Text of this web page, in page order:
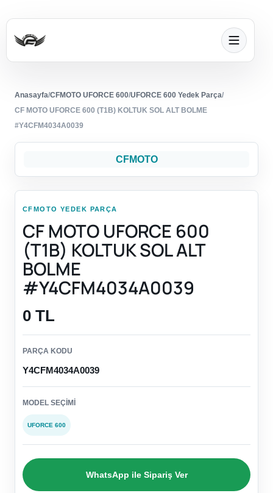
Anasayfa/CFMOTO UFORCE 600/UFORCE 600 Yedek Parça/
CF MOTO UFORCE 600 (T1B) KOLTUK SOL ALT BOLME
#Y4CFM4034A0039
CFMOTO
CFMOTO YEDEK PARÇA
CF MOTO UFORCE 600
(T1B) KOLTUK SOL ALT
BOLME
#Y4CFM4034A0039
0 TL
PARÇA KODU
Y4CFM4034A0039
MODEL SEÇIMI
UFORCE 600
WhatsApp ile Sipariş Ver